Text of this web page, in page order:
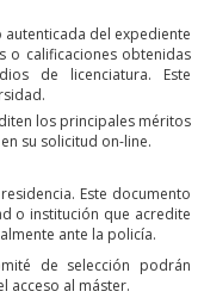
del expediente
o calificaciones obtenidas
de licenciatura. Este
los principales méritos
su solicitud on-line.
Este documento
o institución que acredite
ante la policía.
de selección podrán
acceso al máster.